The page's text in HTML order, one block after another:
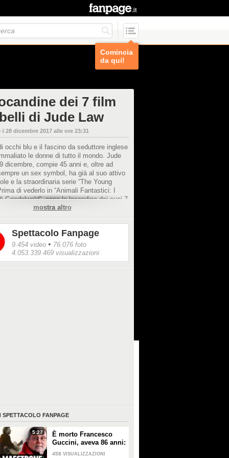
Comincia
da qui!
dei 7 film
di Jude Law
il 28 dicembre 2017 alle ore 23:31
occhi blu e il fascino da seduttore inglese
le donne di tutto il mondo. Jude
dicembre, compie 45 anni e, oltre ad
un sex symbol, ha già al suo attivo
e la straordinaria serie “The Young
di vederlo in “Animali Fantastici: I
Grindelwald”, ecco le locandine dei suoi 7
mostra altro
Spettacolo Fanpage
9.454 video • 76.076 foto
4.053.339.469 visualizzazioni
SPETTACOLO FANPAGE
5:27
È morto Francesco
Guccini, aveva 86 anni:
è stato uno dei
458 VISUALIZZAZIONI